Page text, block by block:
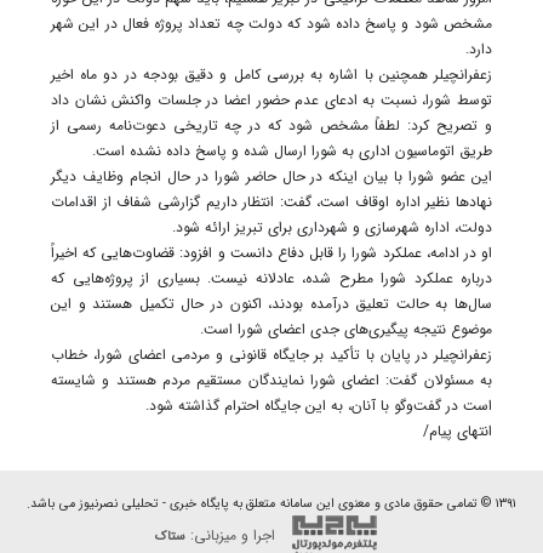
مشخص شود و پاسخ داده شود که دولت چه تعداد پروژه فعال در این شهر
دارد.
زعفرانچیلر همچنین با اشاره به بررسی کامل و دقیق بودجه در دو ماه اخیر
توسط شورا، نسبت به ادعای عدم حضور اعضا در جلسات واکنش نشان داد
و تصریح کرد: لطفاً مشخص شود که در چه تاریخی دعوت‌نامه رسمی از
طریق اتوماسیون اداری به شورا ارسال شده و پاسخ داده نشده است.
این عضو شورا با بیان اینکه در حال حاضر شورا در حال انجام وظایف دیگر
نهادها نظیر اداره اوقاف است، گفت: انتظار داریم گزارشی شفاف از اقدامات
دولت، اداره شهرسازی و شهرداری برای تبریز ارائه شود.
او در ادامه، عملکرد شورا را قابل دفاع دانست و افزود: قضاوت‌هایی که اخیراً
درباره عملکرد شورا مطرح شده، عادلانه نیست. بسیاری از پروژه‌هایی که
سال‌ها به حالت تعلیق درآمده بودند، اکنون در حال تکمیل هستند و این
موضوع نتیجه پیگیری‌های جدی اعضای شورا است.
زعفرانچیلر در پایان با تأکید بر جایگاه قانونی و مردمی اعضای شورا، خطاب
به مسئولان گفت: اعضای شورا نمایندگان مستقیم مردم هستند و شایسته
است در گفت‌وگو با آنان، به این جایگاه احترام گذاشته شود.
انتهای پیام/
۱۳۹۱ © تمامی حقوق مادی و معنوی این سامانه متعلق به پایگاه خبری - تحلیلی نصرنیوز می باشد.
اجرا و میزبانی:ستاک